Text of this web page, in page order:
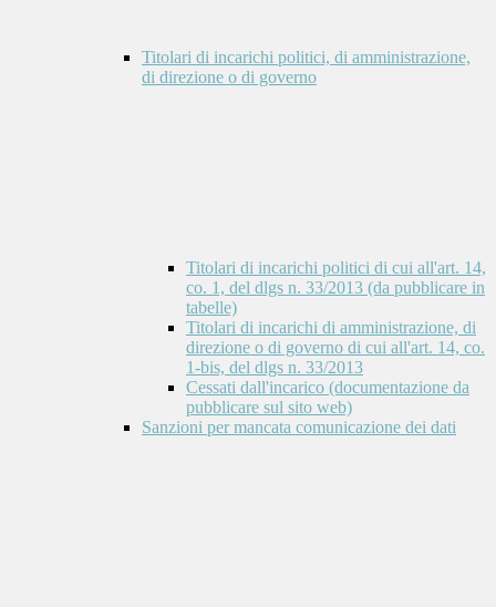
Titolari di incarichi politici, di amministrazione,
di direzione o di governo
Titolari di incarichi politici di cui all'art. 14,
co. 1, del dlgs n. 33/2013 (da pubblicare in
tabelle)
Titolari di incarichi di amministrazione, di
direzione o di governo di cui all'art. 14, co.
1-bis, del dlgs n. 33/2013
Cessati dall'incarico (documentazione da
pubblicare sul sito web)
Sanzioni per mancata comunicazione dei dati